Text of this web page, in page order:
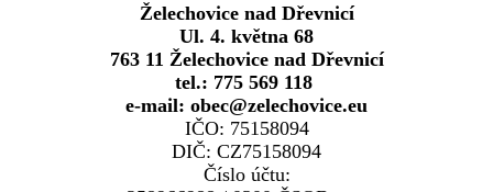
Želechovice nad Dřevnicí
Ul. 4. května 68
763 11 Želechovice nad Dřevnicí
tel.: 775 569 118
e-mail: obec@zelechovice.eu
IČO: 75158094
DIČ: CZ75158094
Číslo účtu: